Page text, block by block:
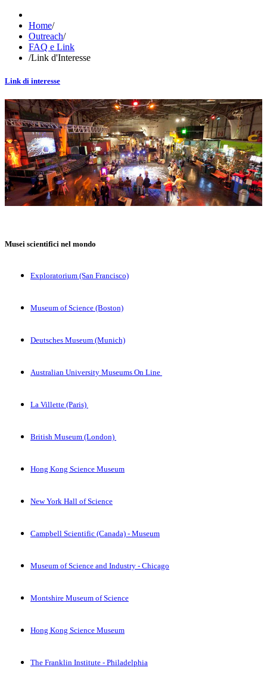
Home/
Outreach/
FAQ e Link
/Link d'Interesse
Link di interesse
Musei scientifici nel mondo
Exploratorium (San Francisco)
Museum of Science (Boston)
Deutsches Museum (Munich)
Australian University Museums On Line
La Villette (Paris)
British Museum (London)
Hong Kong Science Museum
New York Hall of Science
Campbell Scientific (Canada) - Museum
Museum of Science and Industry - Chicago
Montshire Museum of Science
Hong Kong Science Museum
The Franklin Institute - Philadelphia